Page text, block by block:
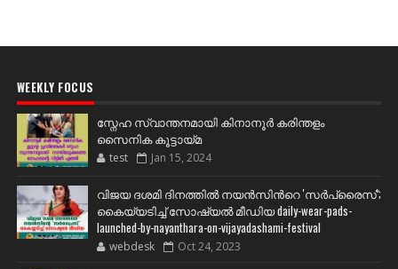
WEEKLY FOCUS
സ്നേഹ സ്വാന്തനമായി കിനാനൂർ കരിന്തളം
സൈനിക കൂട്ടായ്മ
test Jan 15, 2024
വിജയ ദശമി ദിനത്തില്‍ നയന്‍സിന്‍റെ 'സര്‍പ്രൈസ്';
കൈയ്യടിച്ച് സോഷ്യല്‍ മീഡിയ daily-wear-pads-
launched-by-nayanthara-on-vijayadashami-festival
webdesk Oct 24, 2023